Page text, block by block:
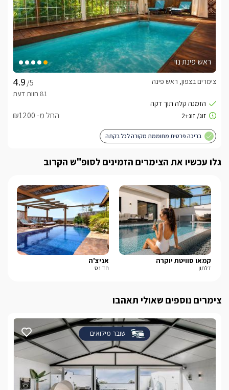
כולם -לחצו כאן
ראש פינת נוי
/5
צימרים בצפון, ראש פינה
החל מ- ₪1200
בריכה פרטית מחוממת מקורה לכל בקתה
גלו עכשיו את הצימרים הזמינים לסופ"ש הקרוב
קמאו סוויטת יוקרה
דלתון
אניצ'ה
חד נס
צימרים נוספים שאולי תאהבו
שובר מילואים